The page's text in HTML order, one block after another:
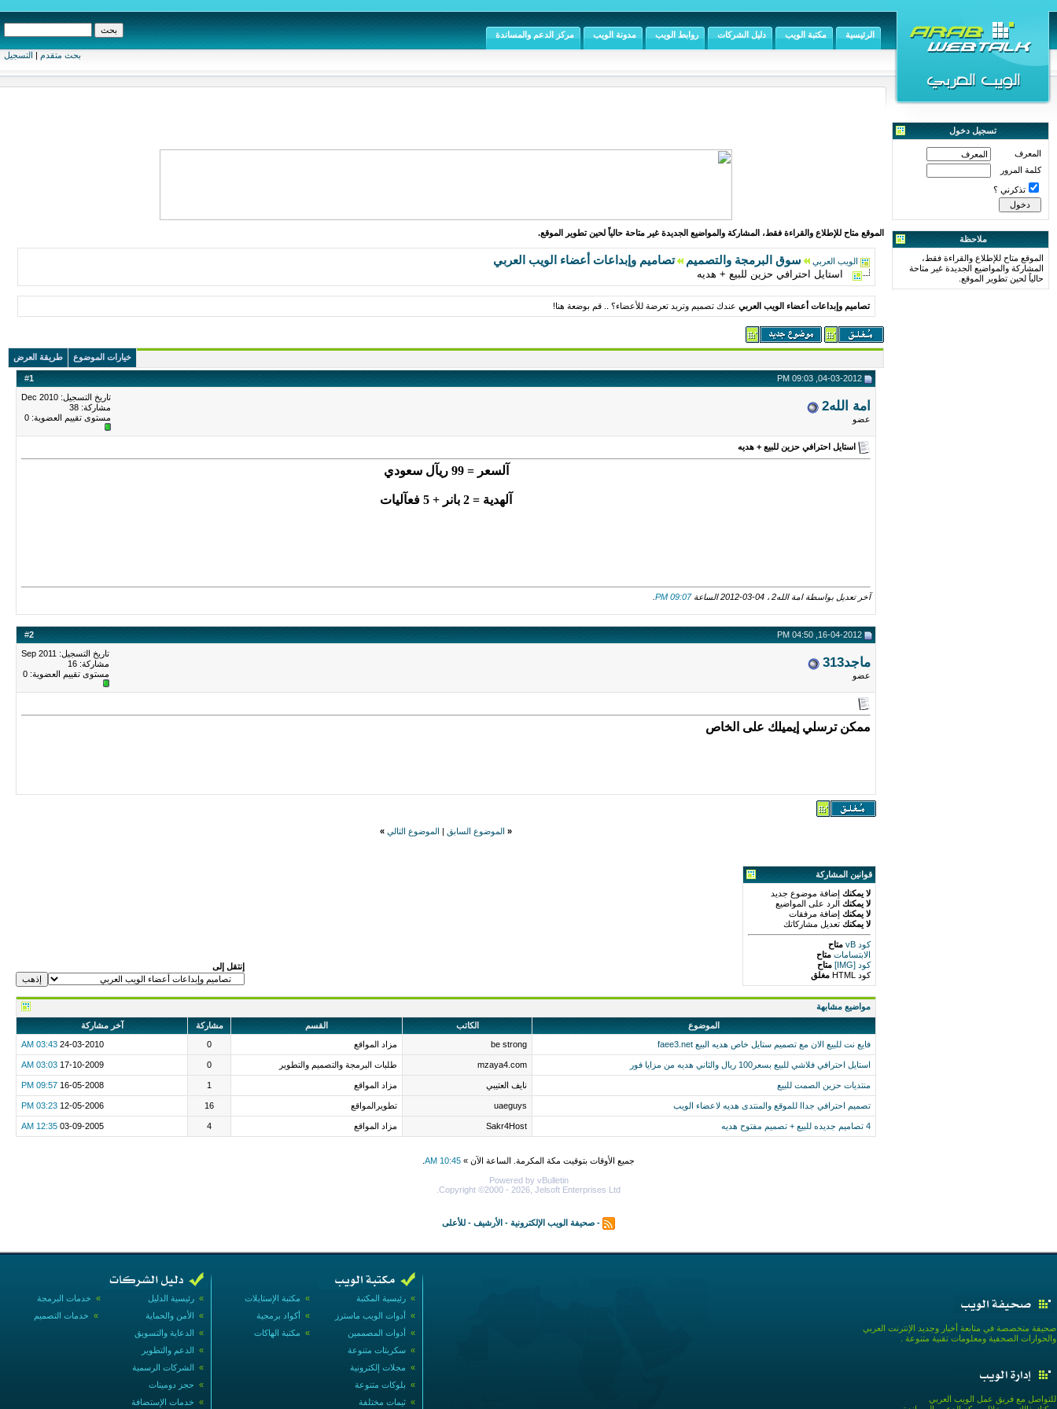
بحث متقدم | التسجيل
الرئيسية مكتبة الويب دليل الشركات روابط الويب مدونة الويب مركز الدعم والمساندة
تسجيل دخول
المعرف
كلمة المرور
تذكرني ؟
ملاحظة
الموقع متاح للإطلاع والقراءة فقط،
المشاركة والمواضيع الجديدة غير متاحة
حالياً لحين تطوير الموقع.
الموقع متاح للإطلاع والقراءة فقط، المشاركة والمواضيع الجديدة غير متاحة حالياً لحين تطوير الموقع.
الويب العربي سوق البرمجة والتصميم تصاميم وإبداعات أعضاء الويب العربي
استايل احترافي حزين للبيع + هديه
تصاميم وإبداعات أعضاء الويب العربي عندك تصميم وتريد تعرضة للأعضاء؟ .. قم بوضعة هنا!
خيارات الموضوع طريقة العرض
#1
امة الله2
عضو
تاريخ التسجيل: Dec 2010
مشاركة: 38
مستوى تقييم العضوية: 0
استايل احترافي حزين للبيع + هديه
آلسعر = 99 ريآل سعودي
آلهدية = 2 بانر + 5 فعآليات
آخر تعديل بواسطة امة الله2 ، 04-03-2012 الساعة 09:07 PM
#2
ماجد313
عضو
تاريخ التسجيل: Sep 2011
مشاركة: 16
مستوى تقييم العضوية: 0
ممكن ترسلي إيميلك على الخاص
« الموضوع السابق الموضوع التالي »
قوانين المشاركة
لا يمكنك إضافة موضوع جديد
لا يمكنك الرد على المواضيع
لا يمكنك إضافة مرفقات
لا يمكنك تعديل مشاركاتك
كود vB
متاح
الابتسامات متاح
كود [IMG]
متاح
كود HTML
مغلق
إنتقل إلى
مواضيع مشابهة
الموضوع
الكاتب القسم مشاركة
آخر مشاركة
فايع نت للبيع الان مع تصميم ستايل خاص هديه البيع faee3.net
be strong مزاد المواقع 0
24-03-2010
03:43 AM
استايل احترافي فلاشي للبيع بسعر100 ريال والثاني هديه من مزايا فور mzaya4.com طلبات البرمجة والتصميم والتطوير 0
17-10-2009
03:03 AM
منتديات حزين الصمت للبيع نايف العتيبي مزاد المواقع 1
16-05-2008
09:57 PM
تصميم احترافي جداا للموقع والمنتدى هديه لاعضاء الويب uaeguys تطويرالمواقع 16
12-05-2006
03:23 PM
4 تصاميم جديده للبيع + تصميم مفتوح هديه Sakr4Host مزاد المواقع 4
03-09-2005
12:35 AM
جميع الأوقات بتوقيت مكة المكرمة. الساعة الآن » 10:45 AM
Powered by vBulletin
Copyright ©2000 - 2026, Jelsoft Enterprises Ltd.
- صحيفة الويب الإلكترونية - الأرشيف - للأعلى
» خدمات البرمجة » رئيسية الدليل
» خدمات التصميم » الأمن والحماية
» الدعاية والتسويق
» الدعم والتطوير
» الشركات الرسمية
» حجز دومينات
» خدمات الإستضافة
» مكتبة الإستايلات » رئيسية المكتبة
» أكواد برمجية » أدوات الويب ماسترز
» مكتبة الهاكات » أدوات المصممين
» سكربتات متنوعة
» مجلات إلكترونية
» بلوكات متنوعة
» ثيمات مختلفة
صحيفة متخصصة في متابعة أخبار وجديد الإنترنت العربي
والحوارات الصحفية ومعلومات تقنية متنوعة .
للتواصل مع فريق عمل الويب العربي